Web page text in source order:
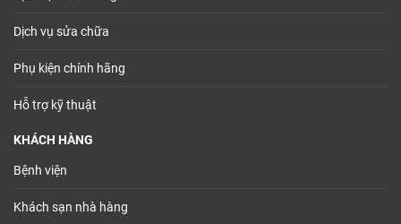
Dịch vụ sửa chữa
Phụ kiện chính hãng
Hỗ trợ kỹ thuật
KHÁCH HÀNG
Bệnh viện
Khách sạn nhà hàng